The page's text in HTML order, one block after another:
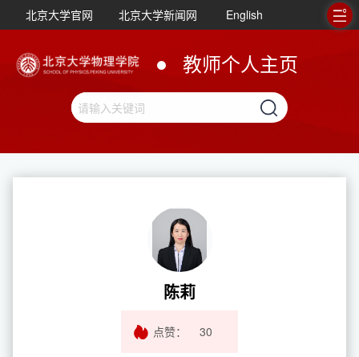
北京大学官网 北京大学新闻网 English
教师个人主页
陈莉
点赞： 30